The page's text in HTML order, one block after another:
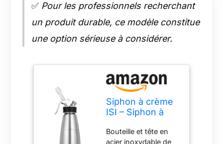
✅ Pour les professionnels recherchant
un produit durable, ce modèle constitue
une option sérieuse à considérer.
Siphon à crème
ISI – Siphon à
Matériau : acier
Bouteille et tête en
acier inoxydable de